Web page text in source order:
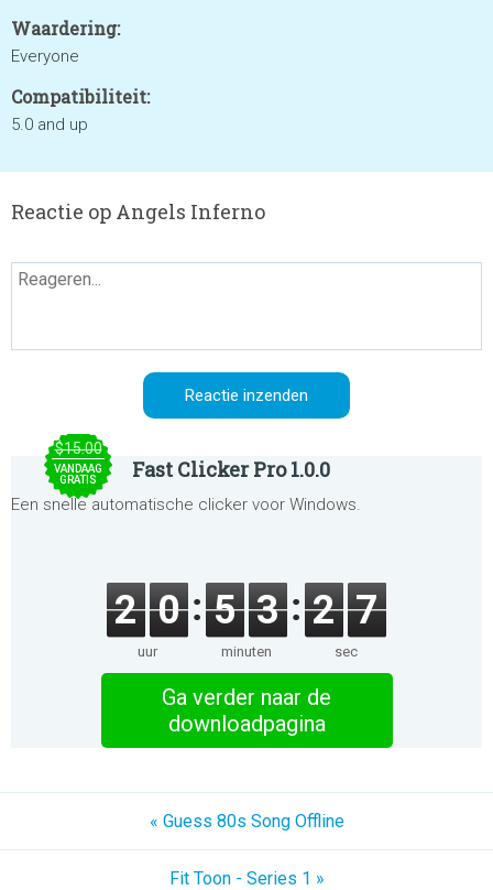
Waardering:
Everyone
Compatibiliteit:
5.0 and up
Reactie op Angels Inferno
$15.00
VANDAAG
GRATIS
Fast Clicker Pro 1.0.0
Een snelle automatische clicker voor Windows.
2 0
uur
5 3
minuten
2 7
sec
Ga verder naar de
downloadpagina
« Guess 80s Song Offline
Fit Toon - Series 1 »